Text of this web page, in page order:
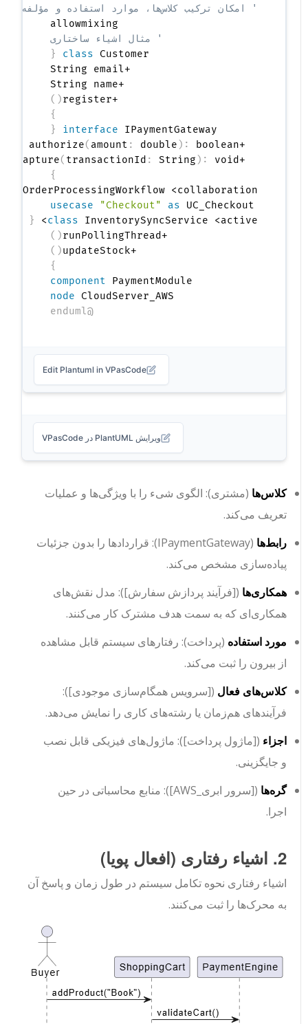
' امکان ترکیب کلاس‌ها، موارد استفاده و مؤلفه‌ها را فراهم می‌کند
allowmixing
' مثال اشیاء ساختاری
class Customer
{
  +String email
  +String name
(
)
interface IPaymentGateway
{
(amount : double ) :
boolean
(transactionId : String ) : void
OrderProcessingWorkflow <collaboration>
usecase "Checkout" as UC_Checkout
class InventorySyncService <active>
{
(
)
(
)
component PaymentModule
node CloudServer_AWS
Edit Plantuml in VPasCode
ویرایش PlantUML در VPasCode
کلاس‌ها(مشتری): الگوی شیء را با ویژگی‌ها و عملیات
تعریف می‌کند.
رابط‌ها(
IPaymentGateway): قراردادها را بدون جزئیات
پیاده‌سازی مشخص می‌کند.
همکاری‌ها([فرآیند پردازش سفارش] ): مدل نقش‌های
همکاری‌ای که به سمت هدف مشترک کار می‌کنند.
مورد استفاده(پرداخت): رفتارهای سیستم قابل مشاهده
از بیرون را ثبت می‌کند.
کلاس‌های فعال([سرویس همگام‌سازی موجودی]):
فرآیندهای هم‌زمان یا رشته‌های کاری را نمایش می‌دهد.
اجزاء([ماژول پرداخت]): ماژول‌های فیزیکی قابل نصب
و جایگزینی.
گره‌ها([سرور ابری_AWS]
): منابع محاسباتی در حین
اجرا.
2. اشیاء رفتاری (افعال پویا)
اشیاء رفتاری نحوه تکامل سیستم در طول زمان و پاسخ آن
به محرک‌ها را ثبت می‌کنند.